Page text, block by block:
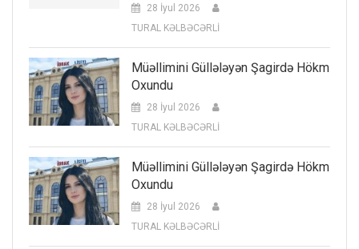
28 İyul 2026
TURAL KƏLBƏCƏRLİ
Müəllimini Güllələyən Şagirdə Hökm
Oxundu
28 İyul 2026
TURAL KƏLBƏCƏRLİ
Müəllimini Güllələyən Şagirdə Hökm
Oxundu
28 İyul 2026
TURAL KƏLBƏCƏRLİ